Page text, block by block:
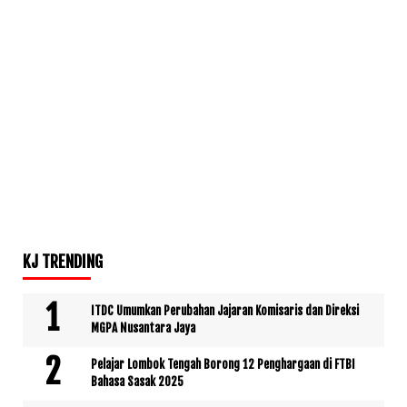
KJ TRENDING
ITDC Umumkan Perubahan Jajaran Komisaris dan Direksi
MGPA Nusantara Jaya
Pelajar Lombok Tengah Borong 12 Penghargaan di FTBI
Bahasa Sasak 2025